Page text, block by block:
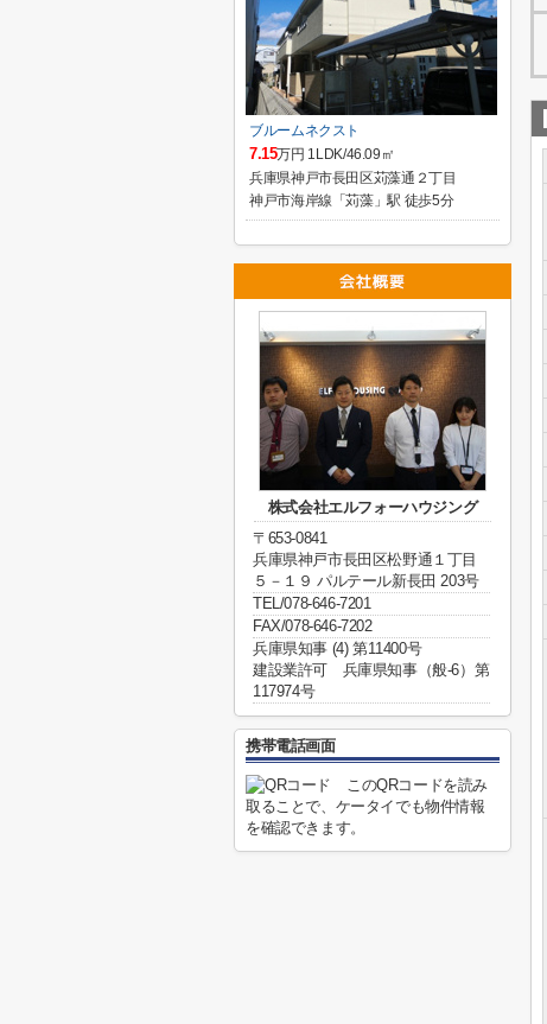
ブルームネクスト
7.15万円 1LDK/46.09㎡
兵庫県神戸市長田区苅藻通２丁目
神戸市海岸線「苅藻」駅 徒歩5分
株式会社エルフォーハウジング
〒653-0841
兵庫県神戸市長田区松野通１丁目
５－１９ パルテール新長田 203号
TEL/078-646-7201
FAX/078-646-7202
兵庫県知事 (4) 第11400号
建設業許可 兵庫県知事（般-6）第
117974号
携帯電話画面
このQRコードを読み
取ることで、ケータイでも物件情報
を確認できます。